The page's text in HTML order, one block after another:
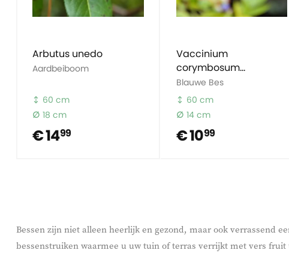
Arbutus unedo
Aardbeiboom
60 cm
18 cm
€ 1499
Vaccinium
corymbosum
Goldtraube
Blauwe Bes
60 cm
14 cm
€ 1099
Bessen zijn niet alleen heerlijk en gezond, maar ook verrassend
bessenstruiken waarmee u uw tuin of terras verrijkt met vers